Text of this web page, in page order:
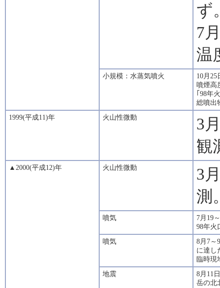
ず
7
温
小規模：水蒸気噴火
10月
噴煙高
｢98年
総噴出
1999(平成11)年
火山性微動
3
観
▲2000(平成12)年 火山性微動
3
測
噴気
7月19
98年火
噴気
8月7～
に達し
臨時現
地震
8月11
岳の北